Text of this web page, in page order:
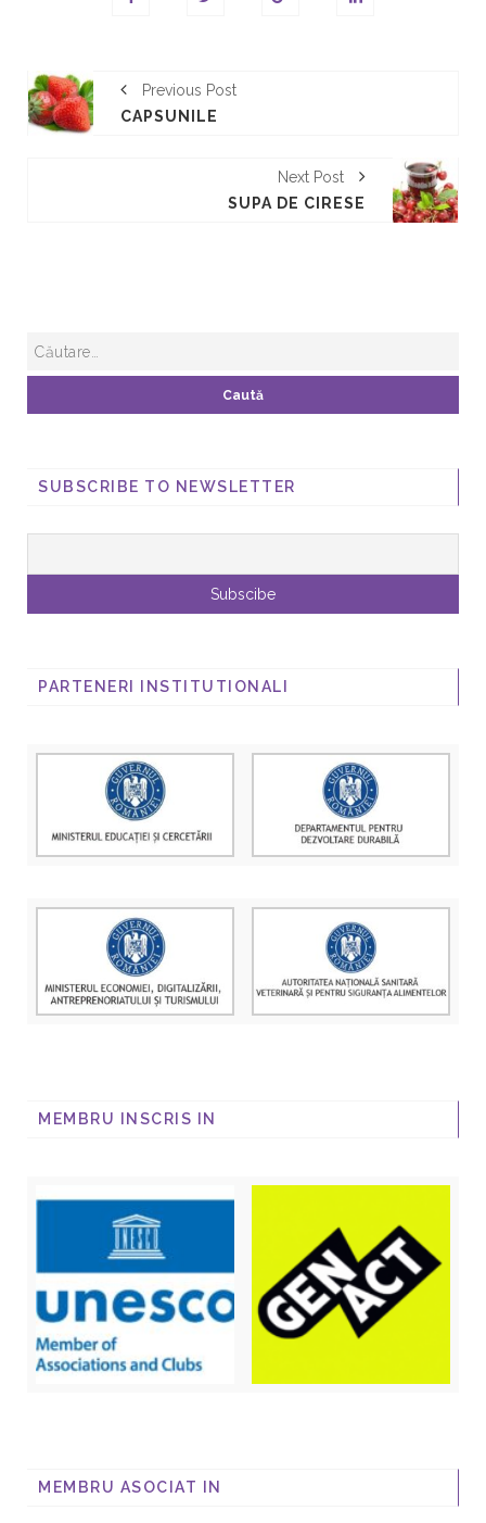
Previous Post
CAPSUNILE
Next Post
SUPA DE CIRESE
SUBSCRIBE TO NEWSLETTER
PARTENERI INSTITUTIONALI
MEMBRU INSCRIS IN
MEMBRU ASOCIAT IN